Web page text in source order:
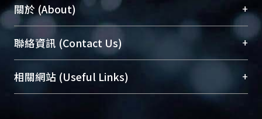
關於 (About) +
臺大位居世界頂尖大學之列，為永久珍藏及向國際
展現本校豐碩的研究成果及學術能量，圖書館整合
機構典藏（NTUR）與學術庫（AH）不同功能平
台，成為臺大學術典藏NTU scholars。期能整合研
究能量、促進交流合作、保存學術產出、推廣研究
聯絡資訊 (Contact Us) +
總館學科館員(Main Library)
醫學圖書館學科館員(Medical Library)
(Social
相關網站 (Useful Links) +